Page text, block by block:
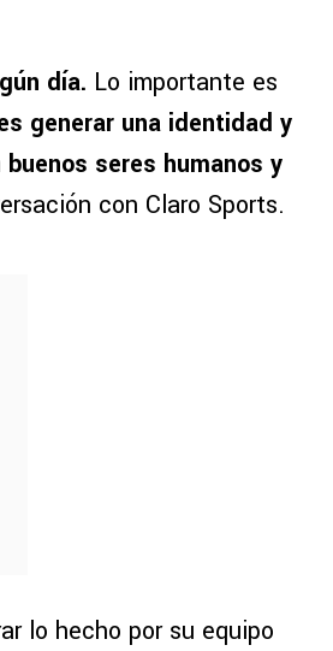
día. Lo importante es
generar una identidad y
seres humanos y
con Claro Sports.
lo hecho por su equipo